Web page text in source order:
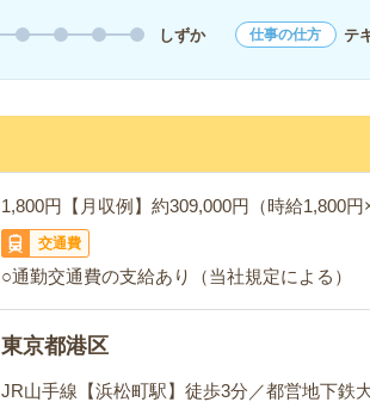
しずか 仕事の仕方 テ
1,800円【月収例】約309,000円（時給1,800
交通費
○通勤交通費の支給あり（当社規定による）
東京都港区
JR山手線【浜松町駅】徒歩3分／都営地下鉄